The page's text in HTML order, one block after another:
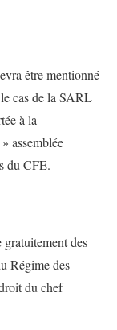
être mentionné
cas de la SARL
à la
assemblée
du CFE.
des
Régime des
du chef